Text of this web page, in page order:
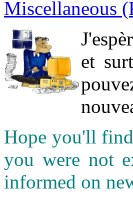
Miscellaneous
et
Hope you'll
you were not
informed on